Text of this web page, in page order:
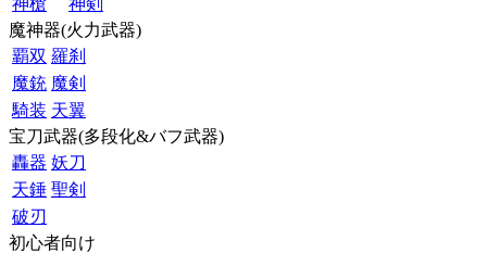
神槍
神剣
魔神器(火力武器)
覇双 羅刹
魔銃 魔剣
騎装 天翼
宝刀武器(多段化&バフ武器)
轟器 妖刀
天錘 聖剣
破刃
初心者向け